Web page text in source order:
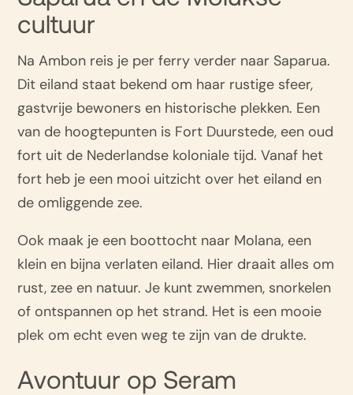
cultuur
Na Ambon reis je per ferry verder naar Saparua.
Dit eiland staat bekend om haar rustige sfeer,
gastvrije bewoners en historische plekken. Een
van de hoogtepunten is Fort Duurstede, een oud
fort uit de Nederlandse koloniale tijd. Vanaf het
fort heb je een mooi uitzicht over het eiland en
de omliggende zee.
Ook maak je een boottocht naar Molana, een
klein en bijna verlaten eiland. Hier draait alles om
rust, zee en natuur. Je kunt zwemmen, snorkelen
of ontspannen op het strand. Het is een mooie
plek om echt even weg te zijn van de drukte.
Avontuur op Seram